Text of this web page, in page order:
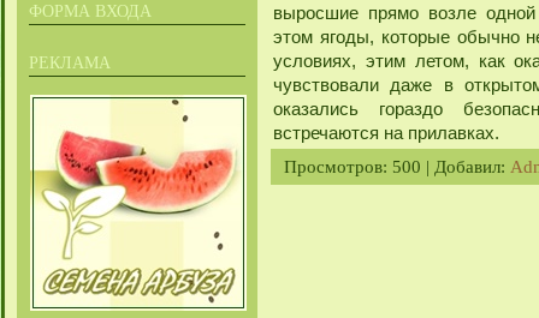
ФОРМА ВХОДА
РЕКЛАМА
выросшие прямо возле
этом ягоды, которые обычно
условиях, этим летом, как
чувствовали даже в
оказались гораздо
встречаются на прилавках.
Просмотров: 500 | Добавил: